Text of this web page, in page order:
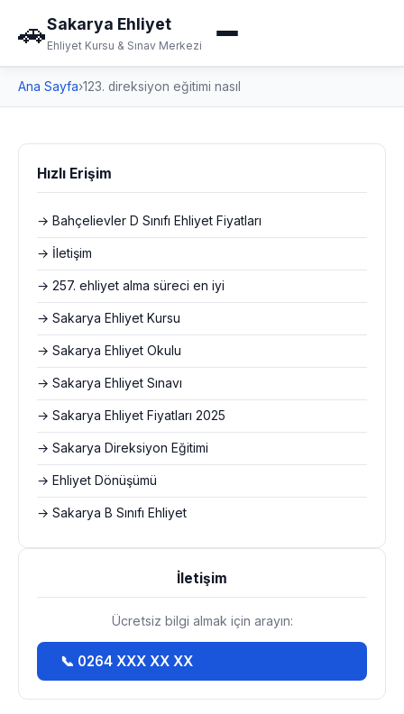
🚗Sakarya Ehliyet
Ehliyet Kursu & Sınav Merkezi
Ana Sayfa›123. direksiyon eğitimi nasıl
Hızlı Erişim
→ Bahçelievler D Sınıfı Ehliyet Fiyatları
→ İletişim
→ 257. ehliyet alma süreci en iyi
→ Sakarya Ehliyet Kursu
→ Sakarya Ehliyet Okulu
→ Sakarya Ehliyet Sınavı
→ Sakarya Ehliyet Fiyatları 2025
→ Sakarya Direksiyon Eğitimi
→ Ehliyet Dönüşümü
→ Sakarya B Sınıfı Ehliyet
İletişim
Ücretsiz bilgi almak için arayın:
📞 0264 XXX XX XX